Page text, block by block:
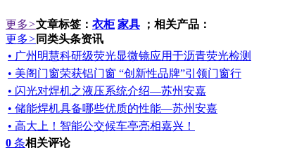
更多>文章标签： 衣柜 家具 ；相关产品：
更多> 同类头条资讯
• 广州明慧科研级荧光显微镜应用于沥青荧光检测
• 美阁门窗荣获铝门窗 “创新性品牌”引领门窗行
• 闪光对焊机之液压系统介绍—苏州安嘉
• 储能焊机具备哪些优质的性能—苏州安嘉
• 高大上！智能公交候车亭亮相嘉兴！
0 条相关评论